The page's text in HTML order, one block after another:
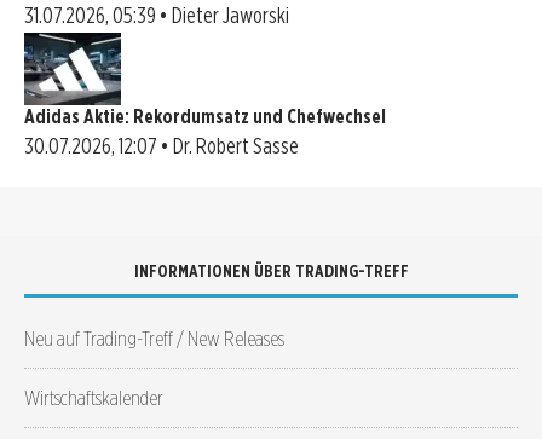
31.07.2026, 05:39 • Dieter Jaworski
Adidas Aktie: Rekordumsatz und Chefwechsel
30.07.2026, 12:07 • Dr. Robert Sasse
INFORMATIONEN ÜBER TRADING-TREFF
Neu auf Trading-Treff / New Releases
Wirtschaftskalender